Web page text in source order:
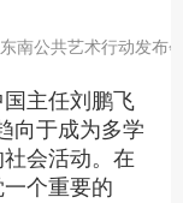
南公共艺术行动发布
主任刘鹏飞
向于成为多学
会活动。在
个重要的